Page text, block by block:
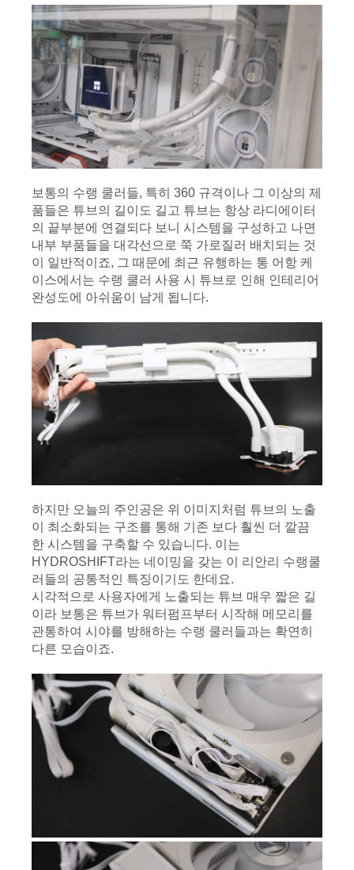
보통의 수랭 쿨러들, 특히 360 규격이나 그 이상의 제
품들은 튜브의 길이도 길고 튜브는 항상 라디에이터
의 끝부분에 연결되다 보니 시스템을 구성하고 나면
내부 부품들을 대각선으로 쭉 가로질러 배치되는 것
이 일반적이죠, 그 때문에 최근 유행하는 통 어항 케
이스에서는 수랭 쿨러 사용 시 튜브로 인해 인테리어
완성도에 아쉬움이 남게 됩니다.
하지만 오늘의 주인공은 위 이미지처럼 튜브의 노출
이 최소화되는 구조를 통해 기존 보다 훨씬 더 깔끔
한 시스템을 구축할 수 있습니다. 이는
HYDROSHIFT라는 네이밍을 갖는 이 리안리 수랭쿨
러들의 공통적인 특징이기도 한데요.
시각적으로 사용자에게 노출되는 튜브 매우 짧은 길
이라 보통은 튜브가 워터펌프부터 시작해 메모리를
관통하여 시야를 방해하는 수랭 쿨러들과는 확연히
다른 모습이죠.